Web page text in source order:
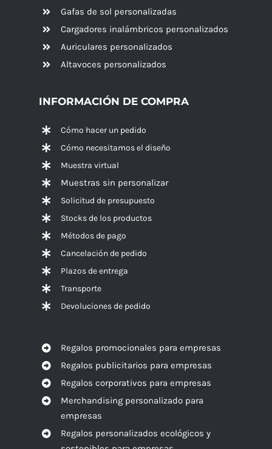
Gafas de sol personalizadas
Cargadores inalámbricos personalizados
Auriculares personalizados
Altavoces personalizados
INFORMACIÓN DE COMPRA
Cómo hacer un pedido
Cómo necesitamos el diseño
Muestra virtual
Muestras sin personalizar
Solicitud de presupuesto
Stocks de los productos
Métodos de pago
Cancelación de pedido
Plazos de entrega
Transporte
Devoluciones de pedido
Regalos promocionales para empresas
Regalos publicitarios para empresas
Regalos corporativos para empresas
Merchandising personalizado para
empresas
Regalos personalizados ecológicos y